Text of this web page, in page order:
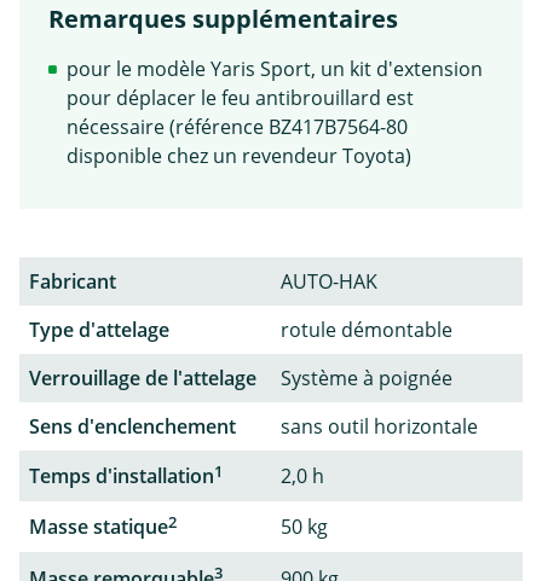
Remarques supplémentaires
pour le modèle Yaris Sport, un kit d'extension
pour déplacer le feu antibrouillard est
nécessaire (référence BZ417B7564-80
disponible chez un revendeur Toyota)
Fabricant
AUTO-HAK
Type d'attelage
rotule démontable
Verrouillage de l'attelage
Système à poignée
Sens d'enclenchement
sans outil horizontale
Temps d'installation1
2,0 h
Masse statique2
50 kg
3